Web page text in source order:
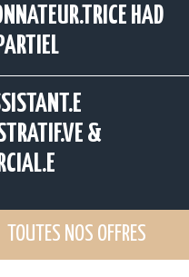
HAD
&
TOUTES NOS OFFRES